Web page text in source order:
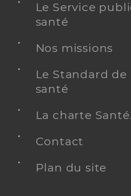
Le Service
santé
Nos missions
Le Standard
santé
La charte
Contact
Plan du site